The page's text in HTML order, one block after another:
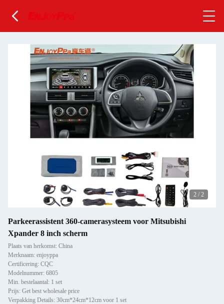
2 / 2
Parkeerassistent 360-camerasysteem voor Mitsubishi
Xpander 8 inch scherm
Plaats van herkomst: China
Merknaam: enjoyppa
Certificering: CQC
Modelnummer: 6805
Min. bestelaantal: 1 set
Prijs: Get best wholesale price
Verpakking Details: 30cm*24cm*12cm voor 1 set